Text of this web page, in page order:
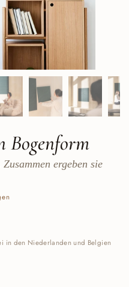
Bogenform
ergeben sie
in den Niederlanden und Belgien